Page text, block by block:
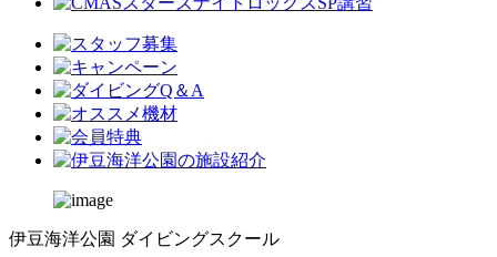
伊豆海洋公園 ダイビングスクール